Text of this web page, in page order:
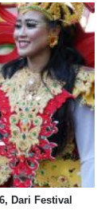
Dari Festival